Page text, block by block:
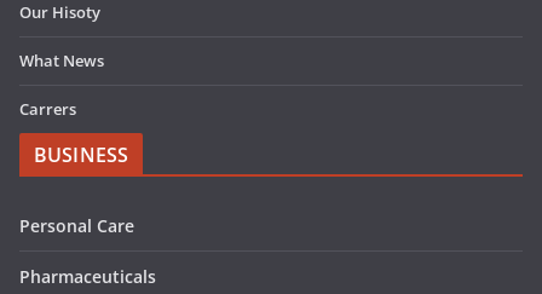
Our Hisoty
What News
Carrers
BUSINESS
Personal Care
Pharmaceuticals